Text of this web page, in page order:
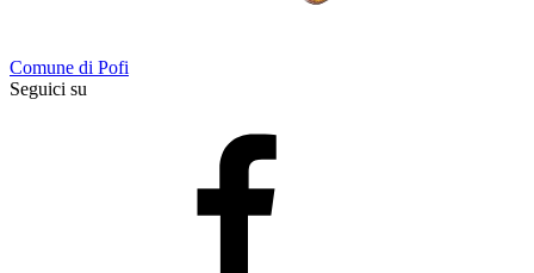
Comune di Pofi
Seguici su